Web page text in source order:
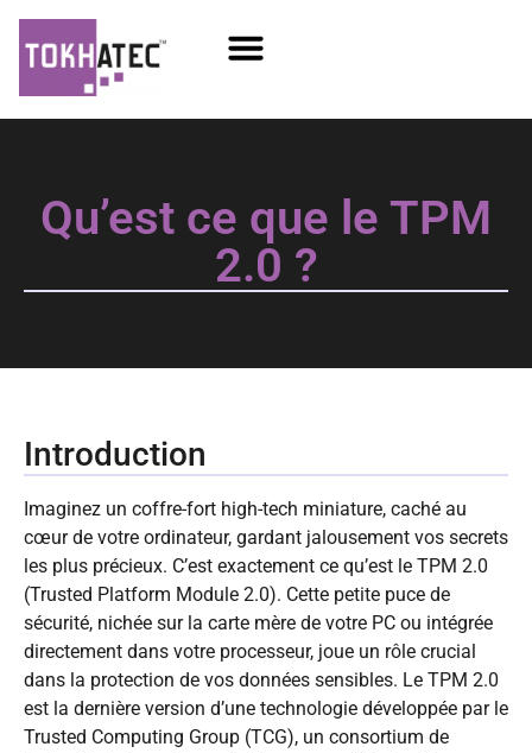
Qu’est ce que le TPM
2.0 ?
Introduction
Imaginez un coffre-fort high-tech miniature, caché au
cœur de votre ordinateur, gardant jalousement vos secrets
les plus précieux. C’est exactement ce qu’est le TPM 2.0
(Trusted Platform Module 2.0). Cette petite puce de
sécurité, nichée sur la carte mère de votre PC ou intégrée
directement dans votre processeur, joue un rôle crucial
dans la protection de vos données sensibles. Le TPM 2.0
est la dernière version d’une technologie développée par le
Trusted Computing Group (TCG), un consortium de